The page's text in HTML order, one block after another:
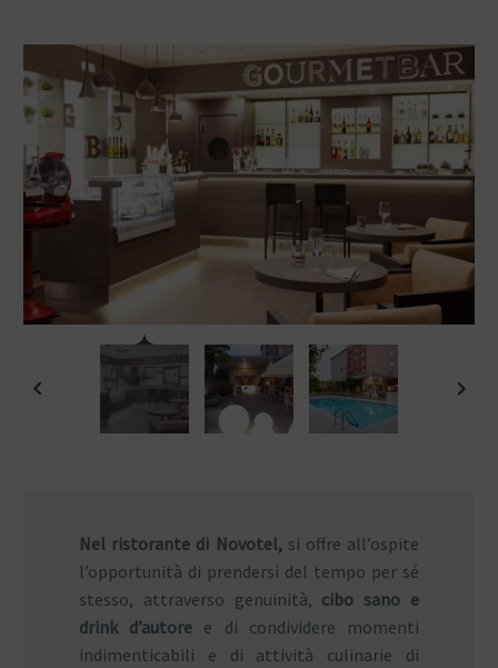
Nel ristorante di Novotel,si offre all’ospite
l’opportunità di prendersi del tempo per sé
stesso, attraverso genuinità, cibo sano e
drink d’autore e di condividere momenti
indimenticabili e di attività culinarie di